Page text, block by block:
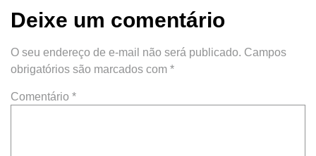
Deixe um comentário
O seu endereço de e-mail não será publicado. Campos
obrigatórios são marcados com *
Comentário *